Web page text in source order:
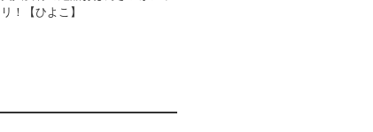
リ！【ひよこ】